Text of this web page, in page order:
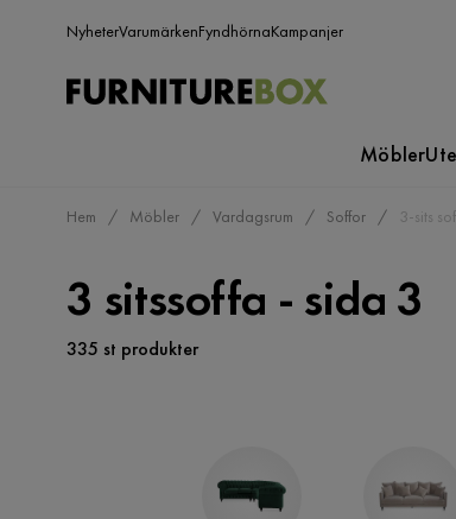
NyheterVarumärkenFyndhörnaKampanjer
Möbler
Hem Möbler Vardagsrum Soffor 3-sits
3 sitssoffa - sida 3
335 st produkter